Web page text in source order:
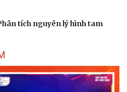
Đọc truyện đêm khuya
Cửa sổ tình yêu
tích nguyên lý hình tam